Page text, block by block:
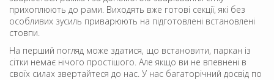
прихоплюють до рами. Виходять вже готові секції, які без
особливих зусиль приварюють на підготовлені встановлені
стовпи.
На перший погляд може здатися, що встановити, паркан із
сітки немає нічого простішого. Але якщо ви не впевнені в
своїх силах звертайтеся до нас. У нас багаторічний досвід по